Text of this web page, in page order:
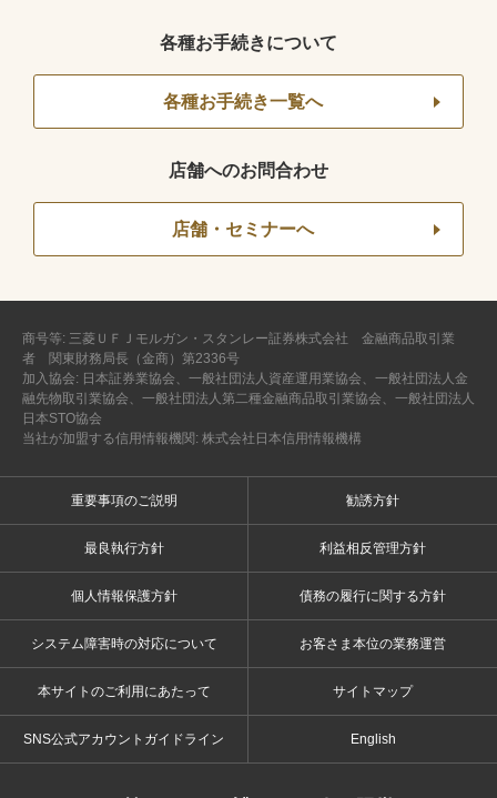
各種お手続きについて
各種お手続き一覧へ
店舗へのお問合わせ
店舗・セミナーへ
商号等: 三菱ＵＦＪモルガン・スタンレー証券株式会社 金融商品取引業
者 関東財務局長（金商）第2336号
加入協会: 日本証券業協会、一般社団法人資産運用業協会、一般社団法人金
融先物取引業協会、一般社団法人第二種金融商品取引業協会、一般社団法人
日本STO協会
当社が加盟する信用情報機関: 株式会社日本信用情報機構
重要事項のご説明 勧誘方針
最良執行方針 利益相反管理方針
個人情報保護方針 債務の履行に関する方針
システム障害時の対応について お客さま本位の業務運営
本サイトのご利用にあたって サイトマップ
SNS公式アカウントガイドライン English